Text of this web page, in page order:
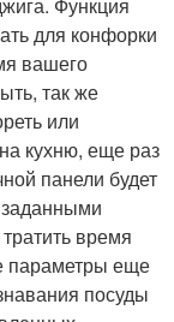
Функция
для конфорки
вашего
так же
или
кухню, еще раз
панели будет
время
параметры еще
посуды